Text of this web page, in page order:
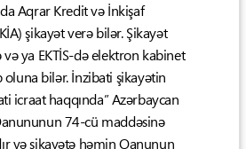
Aqrar Kredit və İnkişaf
şikayət verə bilər. Şikayət
və ya EKTİS-də elektron kabinet
oluna bilər. İnzibati şikayətin
icraat haqqında” Azərbaycan
74-cü maddəsinə
və şikayətə həmin Qanunun